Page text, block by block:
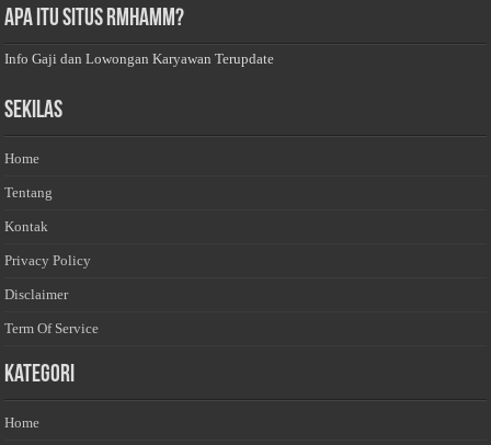
Apa Itu Situs Rmhamm?
Info Gaji dan Lowongan Karyawan Terupdate
Sekilas
Home
Tentang
Kontak
Privacy Policy
Disclaimer
Term Of Service
Kategori
Home